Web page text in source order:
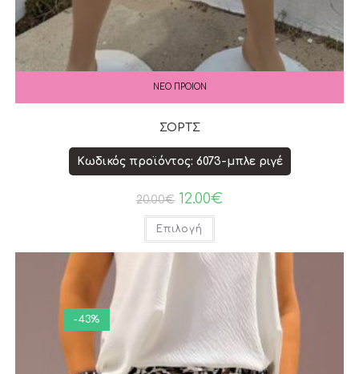
ΝΕΟ ΠΡΟΙΟΝ
ΣΟΡΤΣ
Κωδικός προϊόντος: 6073-μπλε ριγέ
20.00€ 12.00€
Επιλογή
-43%